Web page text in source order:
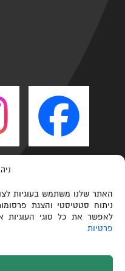
האתר שלנו משתמש בעוגיות
ניתוח סטטיסטי והצגת
לאפשר את כל סוגי העוגיות
פרטיות